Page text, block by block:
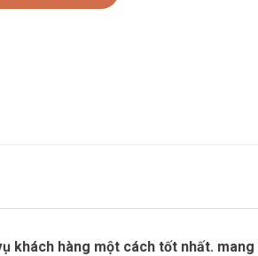
khách hàng một cách tốt nhất.